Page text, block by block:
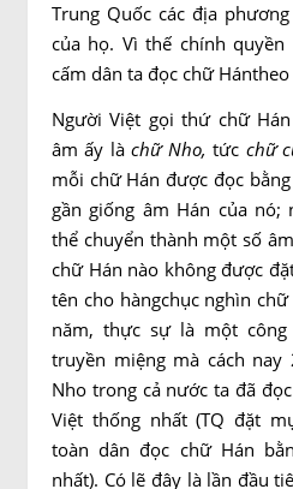
Trung Quốc các địa
của họ. Vì thế chính
cấm dân ta đọc chữ Hántheo
Người Việt gọi thứ chữ
âm ấy làchữ Nho, tức chữ
mỗi chữ Hán được đọc
gần giống âm Hán của
thể chuyển thành một số
chữ Hán nào không được
tên cho hàngchục nghìn
năm, thực sự là một
truyền miệng mà cách
Nho trong cả nước ta đã
Việt thống nhất (TQ đặt
toàn dân đọc chữ Hán
nhất). Có lẽ đây là lần đầu